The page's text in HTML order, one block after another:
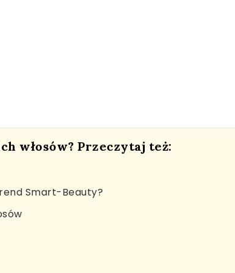
włosów? Przeczytaj też:
Smart-Beauty?